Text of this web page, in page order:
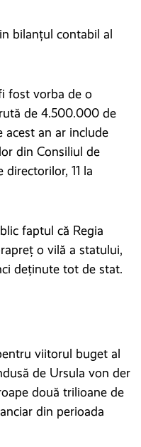
bilanțul contabil al
fost vorba de o
de 4.500.000 de
acest an ar include
din Consiliul de
11 la
faptul că Regia
o vilă a statului,
deținute tot de stat.
viitorul buget al
de Ursula von der
două trilioane de
din perioada